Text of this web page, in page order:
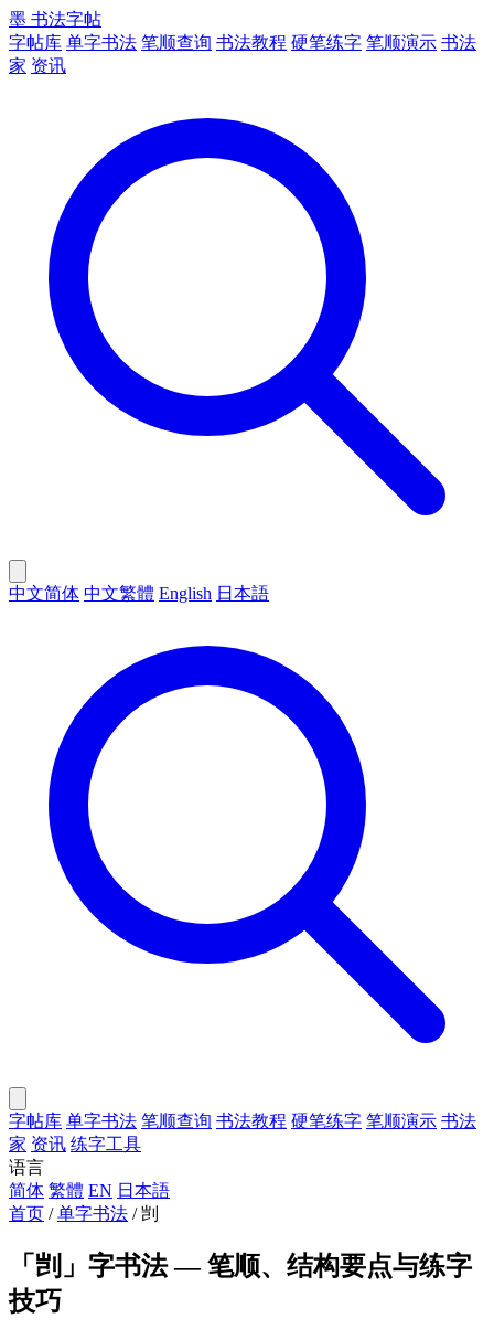
墨 书法字帖
字帖库 单字书法 笔顺查询 书法教程 硬笔练字 笔顺演示 书法
家 资讯
中文简体 中文繁體 English 日本語
字帖库 单字书法 笔顺查询 书法教程 硬笔练字 笔顺演示 书法
家 资讯 练字工具
语言
简体 繁體 EN 日本語
首页 / 单字书法 / 剀
「剀」字书法 — 笔顺、结构要点与练字
技巧